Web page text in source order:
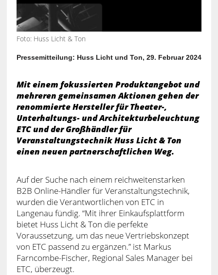
Foto: Huss Licht & Ton
Pressemitteilung: Huss Licht und Ton, 29. Februar 2024
Mit einem fokussierten Produktangebot und
mehreren gemeinsamen Aktionen gehen der
renommierte Hersteller für Theater-,
Unterhaltungs- und Architekturbeleuchtung
ETC und der Großhändler für
Veranstaltungstechnik Huss Licht & Ton
einen neuen partnerschaftlichen Weg.
Auf der Suche nach einem reichweitenstarken
B2B Online-Händler für Veranstaltungstechnik,
wurden die Verantwortlichen von ETC in
Langenau fündig. “Mit ihrer Einkaufsplattform
bietet Huss Licht & Ton die perfekte
Voraussetzung, um das neue Vertriebskonzept
von ETC passend zu ergänzen.” ist Markus
Farncombe-Fischer, Regional Sales Manager bei
ETC, überzeugt.